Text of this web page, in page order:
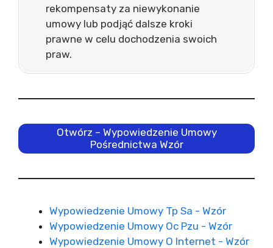
rekompensaty za niewykonanie
umowy lub podjąć dalsze kroki
prawne w celu dochodzenia swoich
praw.
Otwórz – Wypowiedzenie Umowy
Pośrednictwa Wzór
Wypowiedzenie Umowy Tp Sa - Wzór
Wypowiedzenie Umowy Oc Pzu - Wzór
Wypowiedzenie Umowy O Internet - Wzór